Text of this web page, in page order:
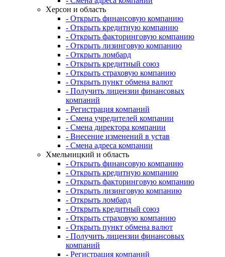
Херсон и область
- Открыть финансовую компанию
- Открыть кредитную компанию
- Открыть факторинговую компанию
- Открыть лизинговую компанию
- Открыть ломбард
- Открыть кредитный союз
- Открыть страховую компанию
- Открыть пункт обмена валют
- Получить лицензии финансовых
компаний
- Регистрация компаний
- Смена учредителей компании
- Смена директора компании
- Внесение изменений в устав
- Смена адреса компании
Хмельницкий и область
- Открыть финансовую компанию
- Открыть кредитную компанию
- Открыть факторинговую компанию
- Открыть лизинговую компанию
- Открыть ломбард
- Открыть кредитный союз
- Открыть страховую компанию
- Открыть пункт обмена валют
- Получить лицензии финансовых
компаний
- Регистрация компаний